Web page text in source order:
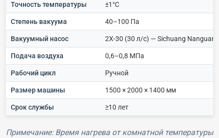
Точность температуры ±1°C
Степень вакуума 40–100 Па
Вакуумный насос 2X-30 (30 л/с) — Sichuang Nanguang
Подача воздуха 0,6–0,8 МПа
Рабочий цикл Ручной
Размер машины 1500 × 2000 × 1400 мм
Срок службы ≥10 лет
Примечание: Время нагрева от комнатной температуры